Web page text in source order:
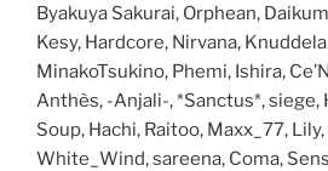
Byakuya Sakurai, Orphean,
Kesy, Hardcore, Nirvana,
MinakoTsukino, Phemi, Ishira,
Anthès, -Anjali-, *Sanctus*, siege,
Soup, Hachi, Raitoo, Maxx_77,
White_Wind, sareena, Coma,